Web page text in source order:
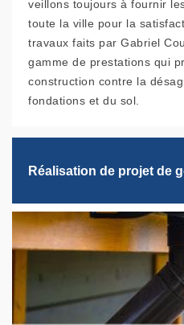
veillons toujours à fournir
toute la ville pour la
travaux faits par Gabriel
gamme de prestations qui
construction contre la
fondations et du sol.
Réalisation de projet de